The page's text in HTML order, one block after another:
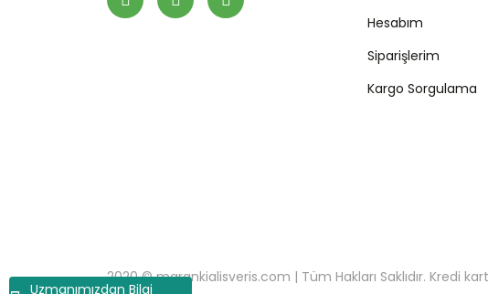
Uzmanımızdan Bilgi
Hesabım
Siparişlerim
Kargo Sorgulama
2020 © marankialisveris.com | Tüm Hakları Saklıdır. Kredi